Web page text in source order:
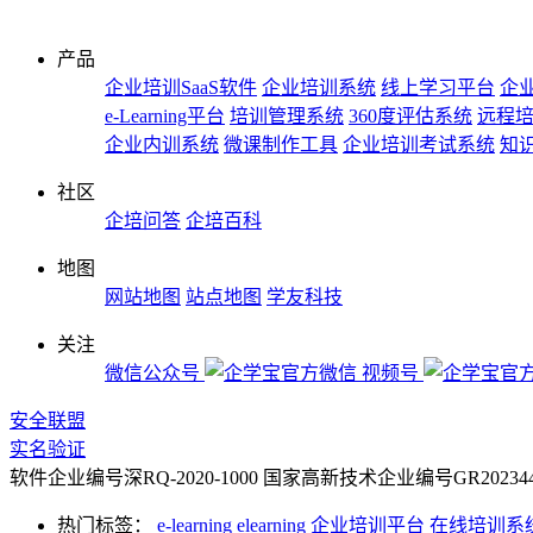
产品
企业培训SaaS软件 企业培训系统 线上学习平台 企
e-Learning平台 培训管理系统 360度评估系统 远程
企业内训系统 微课制作工具 企业培训考试系统 知
社区
企培问答 企培百科
地图
网站地图 站点地图 学友科技
关注
微信公众号
视频号
安全联盟
实名验证
软件企业编号深RQ-2020-1000 国家高新技术企业编号
热门标签： e-learning elearning 企业培训平台 在线培训系